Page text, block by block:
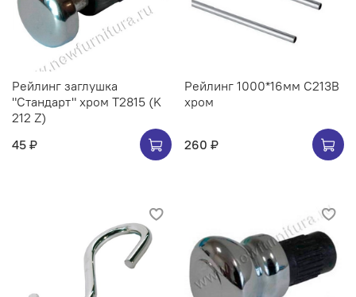
Рейлинг заглушка
"Стандарт" хром Т2815 (K
212 Z)
45 ₽
Рейлинг 1000*16мм C213B
хром
260 ₽